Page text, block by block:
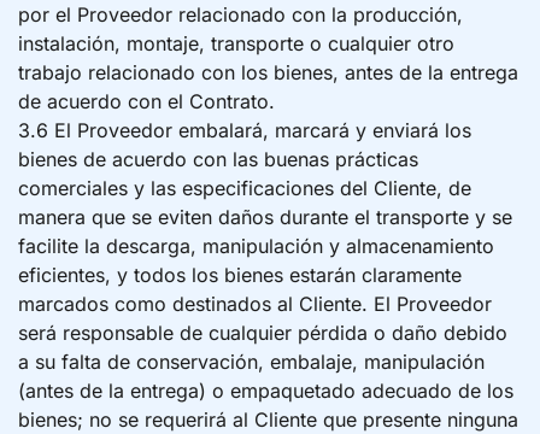
por el Proveedor relacionado con la producción,
instalación, montaje, transporte o cualquier otro
trabajo relacionado con los bienes, antes de la entrega
de acuerdo con el Contrato.
3.6 El Proveedor embalará, marcará y enviará los
bienes de acuerdo con las buenas prácticas
comerciales y las especificaciones del Cliente, de
manera que se eviten daños durante el transporte y se
facilite la descarga, manipulación y almacenamiento
eficientes, y todos los bienes estarán claramente
marcados como destinados al Cliente. El Proveedor
será responsable de cualquier pérdida o daño debido
a su falta de conservación, embalaje, manipulación
(antes de la entrega) o empaquetado adecuado de los
bienes; no se requerirá al Cliente que presente ninguna